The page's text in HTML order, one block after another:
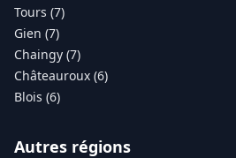
Tours (7)
Gien (7)
Chaingy (7)
Châteauroux (6)
Blois (6)
Autres régions